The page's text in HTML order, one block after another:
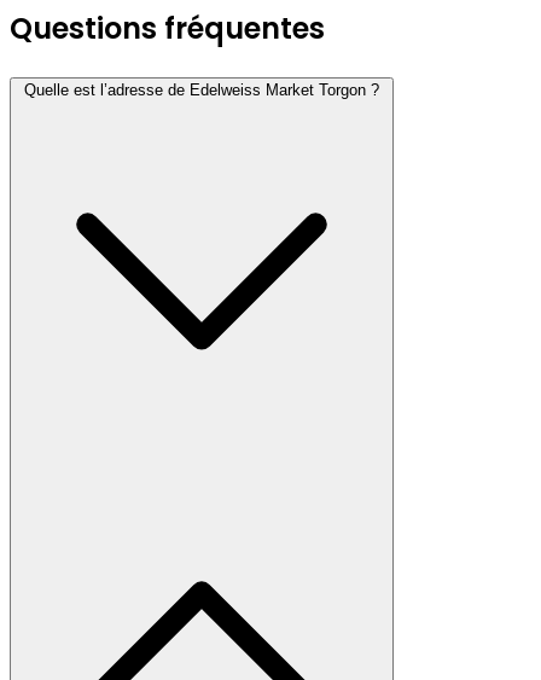
Questions fréquentes
Quelle est l’adresse de Edelweiss Market Torgon ?